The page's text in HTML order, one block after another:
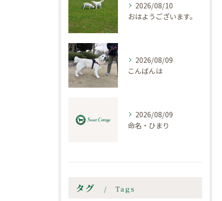
2026/08/10
おはようございます。
2026/08/09
こんばんは
2026/08/09
命名・ひまり
タグ Tags